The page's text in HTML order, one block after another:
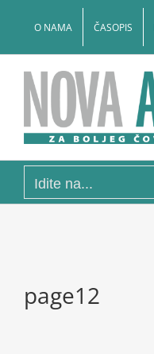
O NAMA ČASOPIS
Idite na...
page12